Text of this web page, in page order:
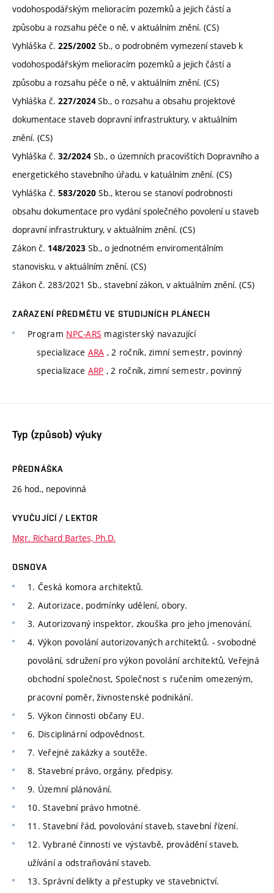
vodohospodářským melioracím pozemků a jejich částí a
způsobu a rozsahu péče o ně, v aktuálním znění. (CS)
Vyhláška č. 225/2002 Sb., o podrobném vymezení staveb k
vodohospodářským melioracím pozemků a jejich částí a
způsobu a rozsahu péče o ně, v aktuálním znění. (CS)
Vyhláška č. 227/2024Sb., o rozsahu a obsahu projektové
dokumentace staveb dopravní infrastruktury, v aktuálním
znění. (CS)
Vyhláška č. 32/2024 Sb., o územních pracovištích Dopravního a
energetického stavebního úřadu, v katuálním znění. (CS)
Vyhláška č. 583/2020 Sb., kterou se stanoví podrobnosti
obsahu dokumentace pro vydání společného povolení u staveb
dopravní infrastruktury, v aktuálním znění. (CS)
Zákon č. 148/2023 Sb., o jednotném enviromentálním
stanovisku, v aktuálním znění. (CS)
Zákon č. 283/2021 Sb., stavební zákon, v aktuálním znění. (CS)
ZAŘAZENÍ PŘEDMĚTU VE STUDIJNÍCH PLÁNECH
Program NPC-ARS magisterský navazující
specializace ARA , 2 ročník, zimní semestr, povinný
specializace ARP , 2 ročník, zimní semestr, povinný
Typ (způsob) výuky
PŘEDNÁŠKA
26 hod., nepovinná
VYUČUJÍCÍ / LEKTOR
Mgr. Richard Bartes, Ph.D.
OSNOVA
1. Česká komora architektů.
2. Autorizace, podmínky udělení, obory.
3. Autorizovaný inspektor, zkouška pro jeho jmenování.
4. Výkon povolání autorizovaných architektů. - svobodné
povolání, sdružení pro výkon povolání architektů, Veřejná
obchodní společnost, Společnost s ručením omezeným,
pracovní poměr, živnostenské podnikání.
5. Výkon činnosti občany EU.
6. Disciplinární odpovědnost.
7. Veřejné zakázky a soutěže.
8. Stavební právo, orgány, předpisy.
9. Územní plánování.
10. Stavební právo hmotné.
11. Stavební řád, povolování staveb, stavební řízení.
12. Vybrané činnosti ve výstavbě, provádění staveb,
užívání a odstraňování staveb.
13. Správní delikty a přestupky ve stavebnictví.